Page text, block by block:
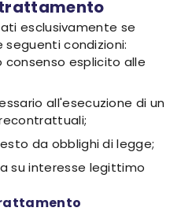
esclusivamente se
seguenti condizioni:
consenso esplicito alle
all'esecuzione di un
da obblighi di legge;
su interesse legittimo